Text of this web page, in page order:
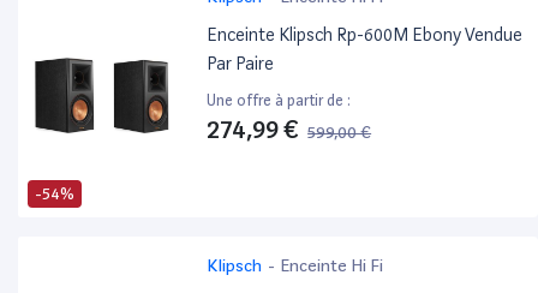
-54%
Enceinte Klipsch Rp-600M Ebony Vendue
Par Paire
Une offre à partir de :
274,99 € 599,00 €
Klipsch - Enceinte Hi Fi